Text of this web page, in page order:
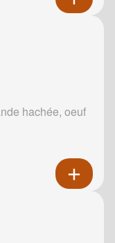
hachée, oeuf